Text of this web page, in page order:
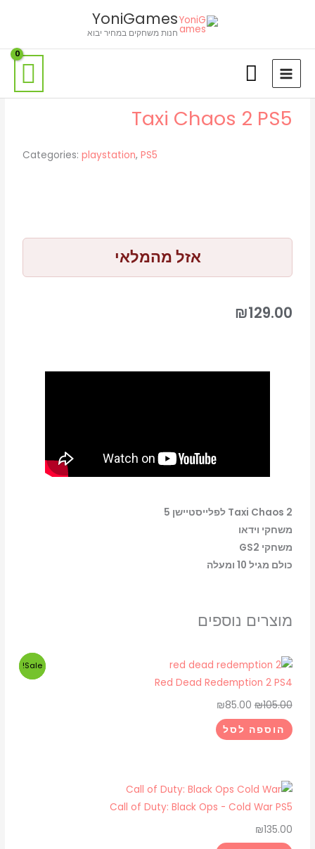
YoniGames
חנות משחקים במחיר יבוא
Taxi Chaos 2 PS5
Categories: playstation,PS5
אזל מהמלאי
₪129.00
Taxi Chaos 2 לפלייסטיישן 5
משחקי וידאו
משחקי GS2
כולם מגיל 10 ומעלה
מוצרים נוספים
Red Dead Redemption 2 PS4
Sale!
₪105.00
המחיר
המקורי
היה:
₪105.00.
₪85.00
המחיר
הנוכחי
הוספה לסל
Call of Duty: Black Ops - Cold War PS5
₪135.00
Sale!
המחיר
המקורי
היה:
₪125.00.
המחיר
הנוכחי